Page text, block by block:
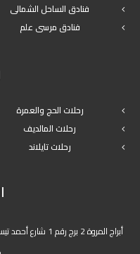
فنادق الساحل الشمالى
فنادق مرسى علم
رحلات الحج والعمرة
رحلات المالديف
رحلات تايلاند
أبراج المروة 2